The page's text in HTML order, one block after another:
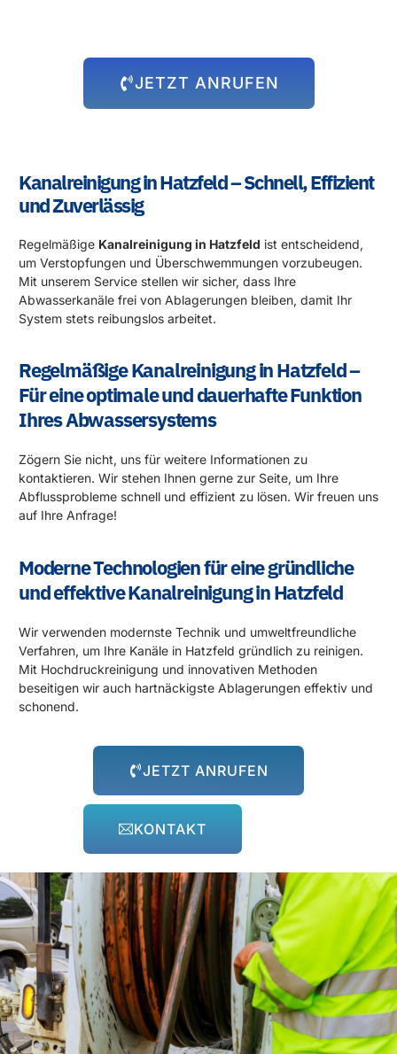
JETZT ANRUFEN
Kanalreinigung in Hatzfeld – Schnell, Effizient
und Zuverlässig
Regelmäßige Kanalreinigung in Hatzfeld ist entscheidend,
um Verstopfungen und Überschwemmungen vorzubeugen.
Mit unserem Service stellen wir sicher, dass Ihre
Abwasserkanäle frei von Ablagerungen bleiben, damit Ihr
System stets reibungslos arbeitet.
Regelmäßige Kanalreinigung in Hatzfeld –
Für eine optimale und dauerhafte Funktion
Ihres Abwassersystems
Zögern Sie nicht, uns für weitere Informationen zu
kontaktieren. Wir stehen Ihnen gerne zur Seite, um Ihre
Abflussprobleme schnell und effizient zu lösen. Wir freuen uns
auf Ihre Anfrage!
Moderne Technologien für eine gründliche
und effektive Kanalreinigung in Hatzfeld
Wir verwenden modernste Technik und umweltfreundliche
Verfahren, um Ihre Kanäle in Hatzfeld gründlich zu reinigen.
Mit Hochdruckreinigung und innovativen Methoden
beseitigen wir auch hartnäckigste Ablagerungen effektiv und
schonend.
JETZT ANRUFEN
KONTAKT